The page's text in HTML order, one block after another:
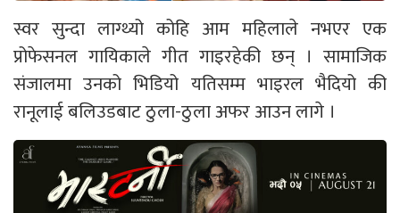
स्वर सुन्दा लाग्थ्यो कोहि आम महिलाले नभएर एक
प्रोफेसनल गायिकाले गीत गाइरहेकी छन् । सामाजिक
संजालमा उनको भिडियो यतिसम्म भाइरल भैदियो की
रानूलाई बलिउडबाट ठुला-ठुला अफर आउन लागे ।